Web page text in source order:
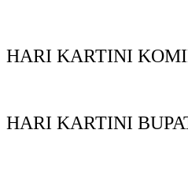
HARI KARTINI
HARI KARTINI